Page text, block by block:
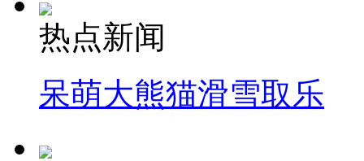
热点新闻
呆萌大熊猫滑雪取乐